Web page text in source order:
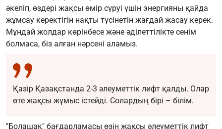
әкеліп, өздері жақсы өмір сүруі үшін энергияны қайда
жұмсау керектігін нақты түсінетін жағдай жасау керек.
Мұндай жолдар көрінбесе және әділеттілікте сенім
болмаса, біз алған нәрсені аламыз.
Қазір Қазақстанда 2-3 әлеуметтік лифт қалды. Олар
өте жақсы жұмыс істейді. Солардың бірі – білім.
"Болашақ" бағдарламасы өзін жақсы әлеуметтік лифт